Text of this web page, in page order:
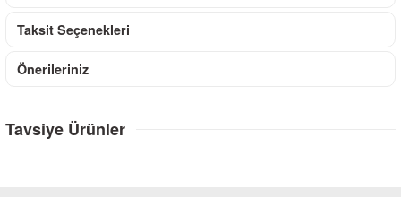
Taksit Seçenekleri
Önerileriniz
Tavsiye Ürünler